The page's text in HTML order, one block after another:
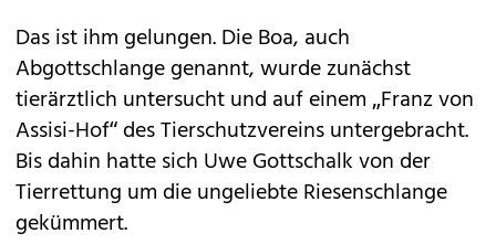
Das ist ihm gelungen. Die Boa, auch
Abgottschlange genannt, wurde zunächst
tierärztlich untersucht und auf einem „Franz von
Assisi-Hof“ des Tierschutzvereins untergebracht.
Bis dahin hatte sich Uwe Gottschalk von der
Tierrettung um die ungeliebte Riesenschlange
gekümmert.